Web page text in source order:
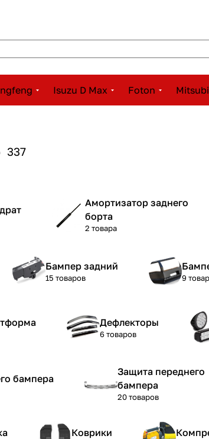
Isuzu D Max Foton
337
Амортизатор заднего
борта
2 товара
Бампер задний
15 товаров 9
Дефлекторы
6 товаров
бампера
Защита переднего
бампера
20 товаров
Коврики